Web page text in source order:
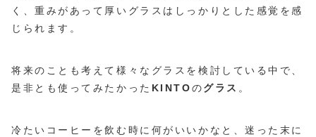
く、重みがあって厚いグラスはしっかりとした感覚を感
じられます。
将来のことも考えて様々なグラスを検討している中で、
是非とも使ってみたかった KINTOのグラス 。
冷たいコーヒーを飲む時に何がいいかなと、迷った末に